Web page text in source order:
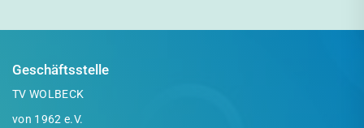
Geschäftsstelle
TV WOLBECK
von 1962 e.V.